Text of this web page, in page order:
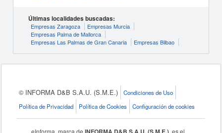
Últimas localidades buscadas:
Empresas Zaragoza
Empresas Murcia
Empresas Palma de Mallorca
Empresas Las Palmas de Gran Canaria
Empresas Bilbao
© INFORMA D&B S.A.U. (S.M.E.)
Condiciones de Uso
Política de Privacidad
Política de Cookies Configuración de cookies
eInforma, marca de
, es el